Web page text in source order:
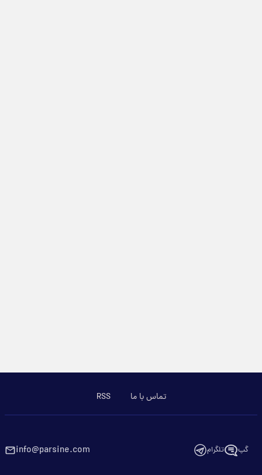
تماس با ما RSS
گپ تلگرام info@parsine.com